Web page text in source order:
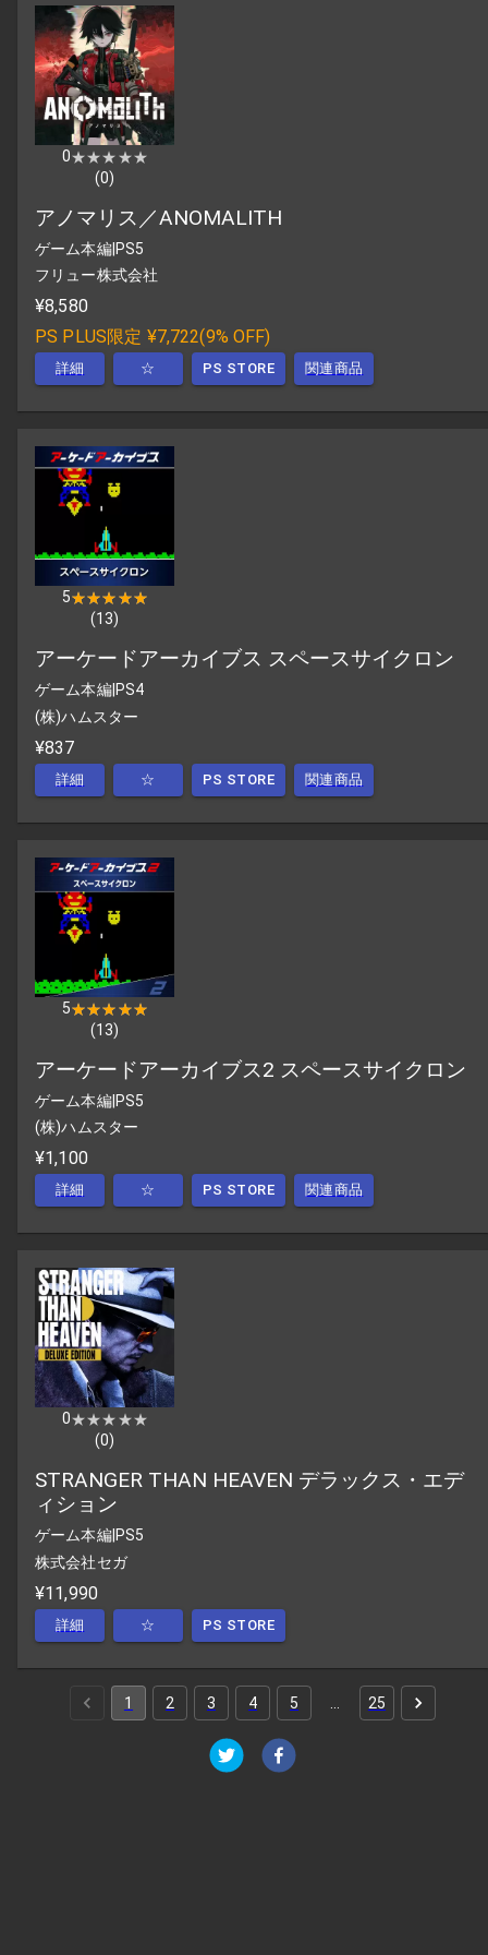
0★★★★★
★★★★★
(0)
アノマリス／ANOMALITH
ゲーム本編|PS5
フリュー株式会社
¥8,580
PS PLUS限定 ¥7,722(9% OFF)
詳細 ☆ PS STORE 関連商品
5★★★★★
★★★★★
(13)
アーケードアーカイブス スペースサイクロン
ゲーム本編| PS4
(株)ハムスター
¥837
詳細 ☆ PS STORE 関連商品
5★★★★★
★★★★★
(13)
アーケードアーカイブス2 スペースサイクロン
ゲーム本編|PS5
(株)ハムスター
¥1,100
詳細 ☆ PS STORE 関連商品
0★★★★★
★★★★★
(0)
STRANGER THAN HEAVEN デラックス・エデ
ィション
ゲーム本編| PS5
株式会社セガ
¥11,990
詳細 ☆ PS STORE
1 2 3 4 5 25